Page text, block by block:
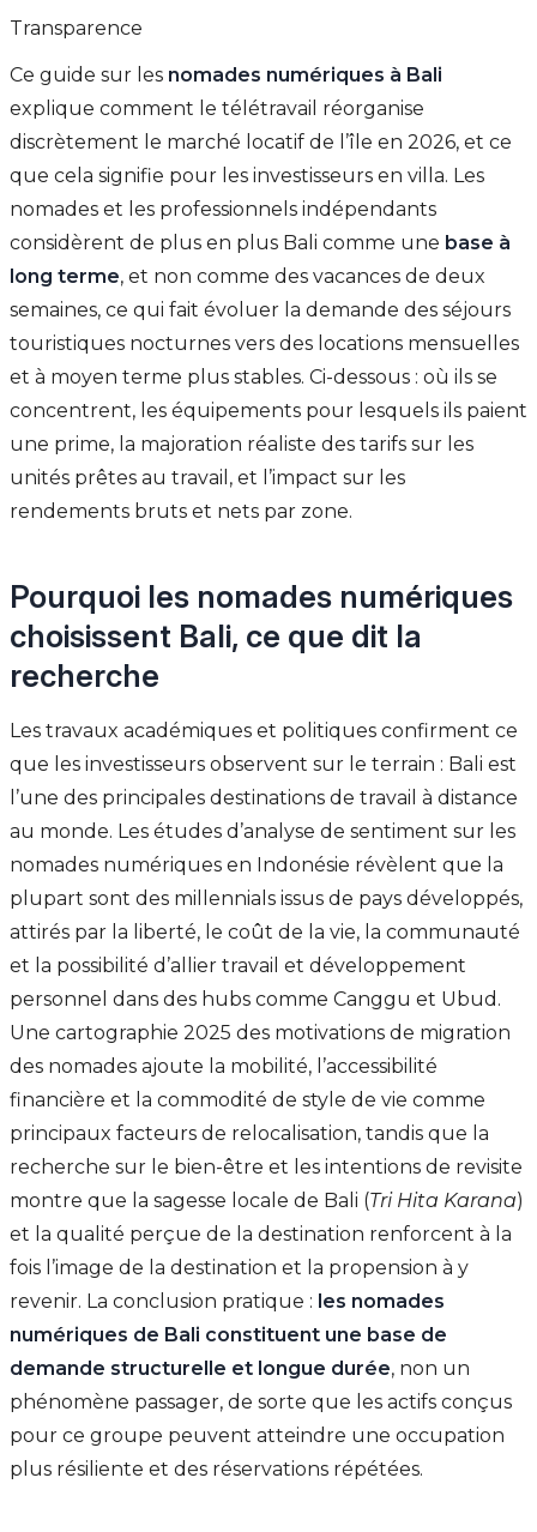
Transparence
Ce guide sur les nomades numériques à Bali
explique comment le télétravail réorganise
discrètement le marché locatif de l’île en 2026, et ce
que cela signifie pour les investisseurs en villa. Les
nomades et les professionnels indépendants
considèrent de plus en plus Bali comme une base à
long terme, et non comme des vacances de deux
semaines, ce qui fait évoluer la demande des séjours
touristiques nocturnes vers des locations mensuelles
et à moyen terme plus stables. Ci-dessous : où ils se
concentrent, les équipements pour lesquels ils paient
une prime, la majoration réaliste des tarifs sur les
unités prêtes au travail, et l’impact sur les
rendements bruts et nets par zone.
Pourquoi les nomades numériques
choisissent Bali, ce que dit la
recherche
Les travaux académiques et politiques confirment ce
que les investisseurs observent sur le terrain : Bali est
l’une des principales destinations de travail à distance
au monde. Les études d’analyse de sentiment sur les
nomades numériques en Indonésie révèlent que la
plupart sont des millennials issus de pays développés,
attirés par la liberté, le coût de la vie, la communauté
et la possibilité d’allier travail et développement
personnel dans des hubs comme Canggu et Ubud.
Une cartographie 2025 des motivations de migration
des nomades ajoute la mobilité, l’accessibilité
financière et la commodité de style de vie comme
principaux facteurs de relocalisation, tandis que la
recherche sur le bien-être et les intentions de revisite
montre que la sagesse locale de Bali (Tri Hita Karana)
et la qualité perçue de la destination renforcent à la
fois l’image de la destination et la propension à y
revenir. La conclusion pratique : les nomades
numériques de Bali constituent une base de
demande structurelle et longue durée, non un
phénomène passager, de sorte que les actifs conçus
pour ce groupe peuvent atteindre une occupation
plus résiliente et des réservations répétées.